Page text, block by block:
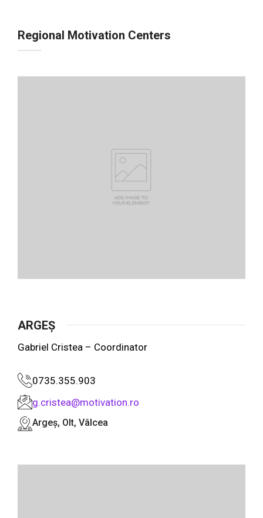
Regional Motivation Centers
ARGEȘ
Gabriel Cristea – Coordinator
0735.355.903
g.cristea@motivation.ro
Argeș, Olt, Vâlcea